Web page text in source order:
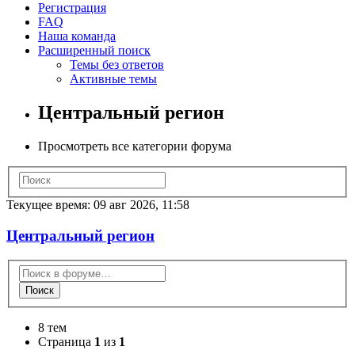
Регистрация
FAQ
Наша команда
Расширенный поиск
Темы без ответов
Активные темы
Центральный регион
Просмотреть все категории форума
Текущее время: 09 авг 2026, 11:58
Центральный регион
Поиск
8 тем
Страница 1 из 1